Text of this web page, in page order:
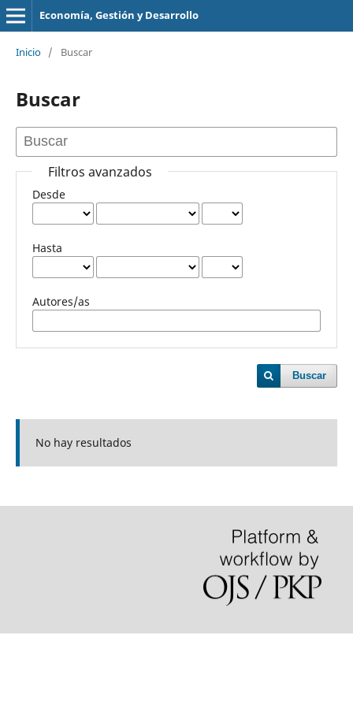
Economía, Gestión y Desarrollo
Inicio / Buscar
Buscar
Filtros avanzados
Desde
Hasta
Autores/as
Buscar
No hay resultados